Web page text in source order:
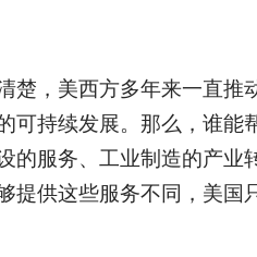
楚，美西方多年来一直推
可持续发展。那么，谁能
的服务、工业制造的产业
提供这些服务不同，美国